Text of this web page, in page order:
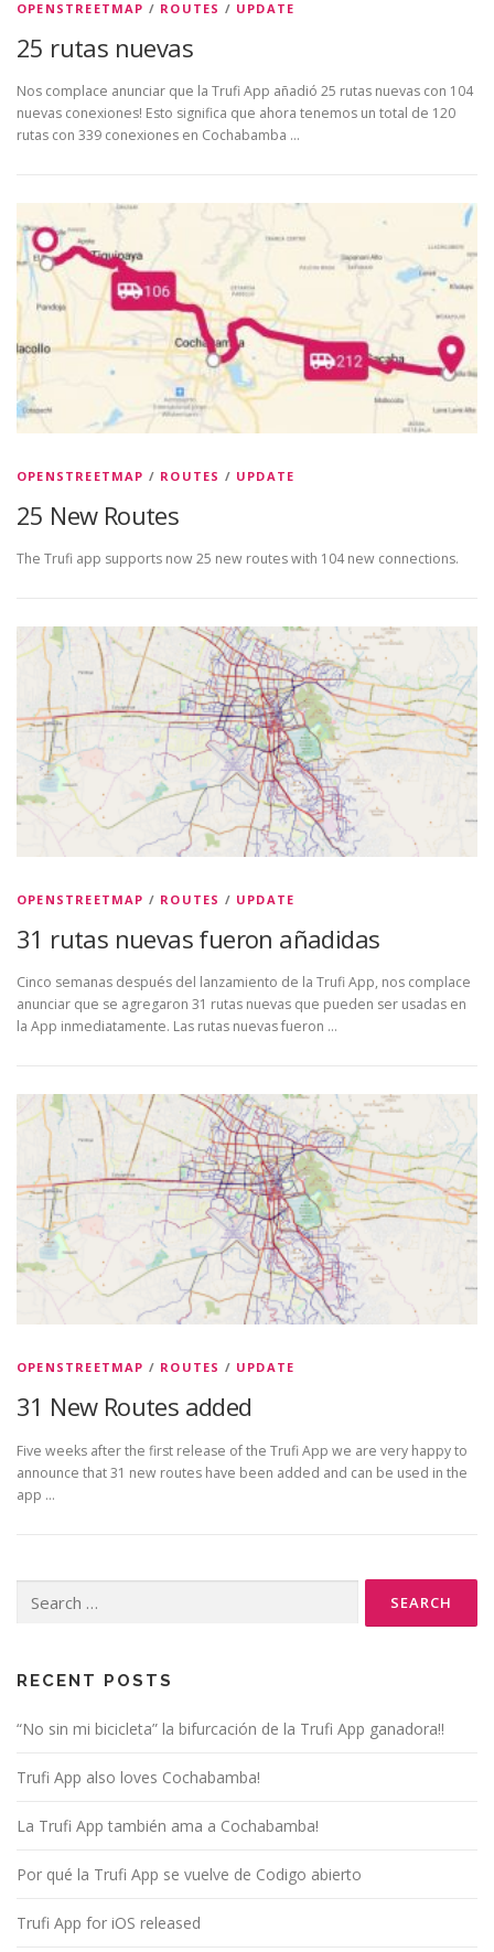
OPENSTREETMAP / ROUTES / UPDATE
25 rutas nuevas
Nos complace anunciar que la Trufi App añadió 25 rutas nuevas con 104
nuevas conexiones! Esto significa que ahora tenemos un total de 120
rutas con 339 conexiones en Cochabamba …
OPENSTREETMAP / ROUTES / UPDATE
25 New Routes
The Trufi app supports now 25 new routes with 104 new connections.
OPENSTREETMAP / ROUTES / UPDATE
31 rutas nuevas fueron añadidas
Cinco semanas después del lanzamiento de la Trufi App, nos complace
anunciar que se agregaron 31 rutas nuevas que pueden ser usadas en
la App inmediatamente. Las rutas nuevas fueron …
OPENSTREETMAP / ROUTES / UPDATE
31 New Routes added
Five weeks after the first release of the Trufi App we are very happy to
announce that 31 new routes have been added and can be used in the
app …
for:
RECENT POSTS
“No sin mi bicicleta” la bifurcación de la Trufi App ganadora!!
Trufi App also loves Cochabamba!
La Trufi App también ama a Cochabamba!
Por qué la Trufi App se vuelve de Codigo abierto
Trufi App for iOS released